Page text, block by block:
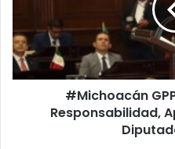
Apelando
A
La
Razón:
#Michoacán
Responsabilidad,